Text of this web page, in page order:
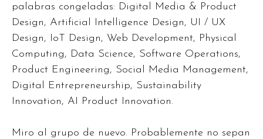
palabras congeladas: Digital Media & Product
Design, Artificial Intelligence Design, UI / UX
Design, IoT Design, Web Development, Physical
Computing, Data Science, Software Operations,
Product Engineering, Social Media Management,
Digital Entrepreneurship, Sustainability
Innovation, AI Product Innovation.
Miro al grupo de nuevo. Probablemente no sepan